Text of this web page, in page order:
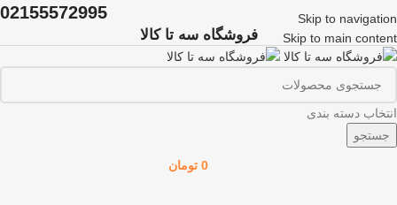
Skip to navigation
Skip to main content
02155572995
فروشگاه سه تا کالا
انتخاب دسته بندی
جستجو
0 تومان